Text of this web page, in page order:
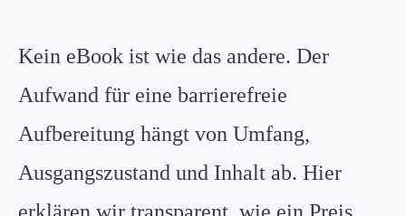
Kein eBook ist wie das andere. Der
Aufwand für eine barrierefreie
Aufbereitung hängt von Umfang,
Ausgangszustand und Inhalt ab. Hier